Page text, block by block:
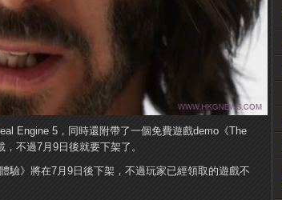
Engine 5，同時還附帶了一個免費遊戲demo《The
不過7月9日後就要下架了。
驗》將在7月9日後下架，不過玩家已經領取的遊戲不